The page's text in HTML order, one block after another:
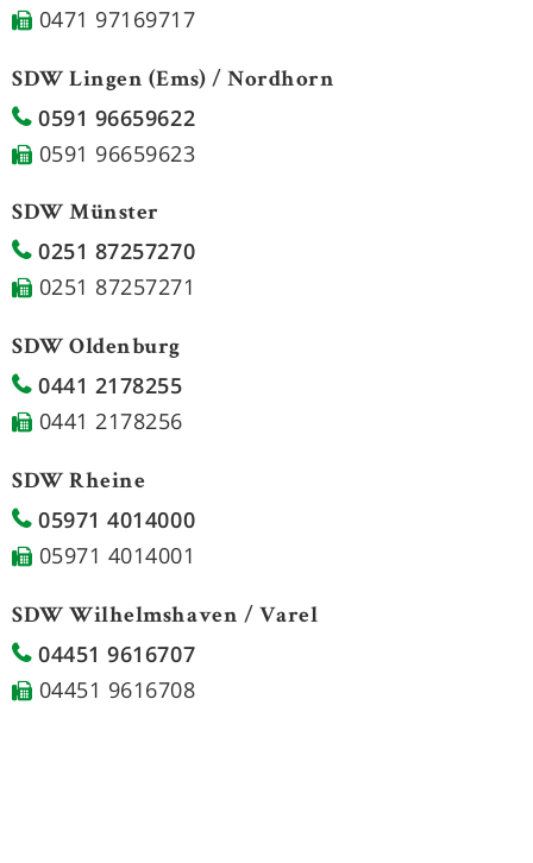
0471 97169717
SDW Lingen (Ems) / Nordhorn
0591 96659622
0591 96659623
SDW Münster
0251 87257270
0251 87257271
SDW Oldenburg
0441 2178255
0441 2178256
SDW Rheine
05971 4014000
05971 4014001
SDW Wilhelmshaven / Varel
04451 9616707
04451 9616708